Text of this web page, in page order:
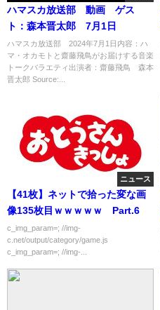
ハマスカ放送部 動画 ゲス
ト：森本晋太郎 7月1日
ハマスカ放送部 2024年7月1日内容：ハ
マ・オカモトと齋藤飛鳥がお届けする音楽
トークバラエティ出演者：齋藤飛鳥 森本
晋太郎 Source:...
ニュース
【41枚】ネットで拾った変な画
像135枚目ｗｗｗｗｗ Part.6
c_img_param=; //img-
c.net/output/category/game.js
c_img_param=; //img-...